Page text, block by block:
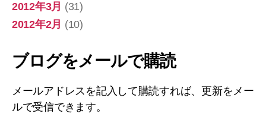
2012年3月 (31)
2012年2月 (10)
ブログをメールで購読
メールアドレスを記入して購読すれば、更新をメー
ルで受信できます。